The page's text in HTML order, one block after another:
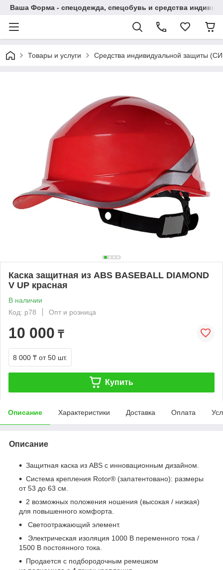
Ваша Форма - спецодежда, спецобувь и средства
Товары и услуги Средства индивидуальной защиты
Каска защитная из ABS BASEBALL DIAMOND
V UP красная
В наличии
Код: р78
Опт и розница
10 000 ₸
8 000 ₸ от 50 шт.
Купить
Описание Характеристики Доставка Оплата
Описание
Защитная каска из ABS с инновационным дизайном.
Система крепления Rotor® (запатентовано): размеры
от 53 до 63 см.
2 возможных положения ношения (высокая / низкая)
для повышенного комфорта.
Светоотражающий элемент.
Электрическая изоляция 1000 В переменного тока /
1500 В постоянного тока.
Продается с подбородочным ремешком